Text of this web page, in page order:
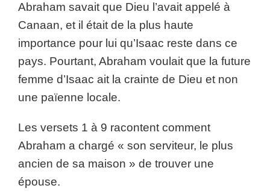
Abraham savait que Dieu l’avait appelé à
Canaan, et il était de la plus haute
importance pour lui qu’Isaac reste dans ce
pays. Pourtant, Abraham voulait que la future
femme d’Isaac ait la crainte de Dieu et non
une païenne locale.
Les versets 1 à 9 racontent comment
Abraham a chargé « son serviteur, le plus
ancien de sa maison » de trouver une
épouse.